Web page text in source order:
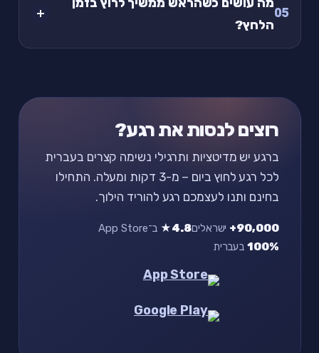
05
הלחץ?
רוצים לנסות את רגע?
ברגע יש מדיטציות ותרגילי נשימה קצרים בעברית
לכל רגע לחוץ ביום – מ-3 דקות ומעלה. התחילו
בחינם ותנו לעצמכם רגע להוריד הילוך.
90,000+ ישראלים4.8★
ב־App Store
100%בעברית